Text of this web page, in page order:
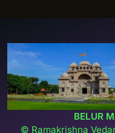
BELUR
© Ramakrishna